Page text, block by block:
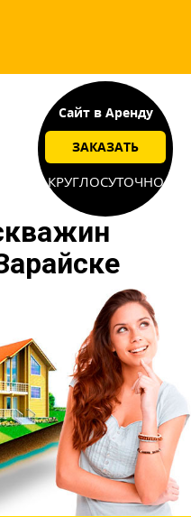
Сайт в Аренду
ЗАКАЗАТЬ
КРУГЛОСУТОЧНО